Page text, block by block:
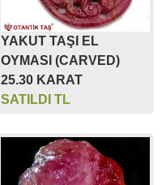
YAKUT TAŞI EL
OYMASI (CARVED)
25.30 KARAT
SATILDI TL